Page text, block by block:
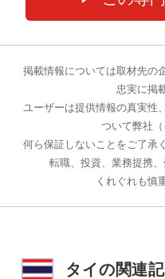
掲載情報については取材先の
忠実に掲
ユーザーは提供情報の真実性
ついて弊社
何ら保証しないことをご了承
転職、投資、業務提携、
くれぐれも慎
タイの関連